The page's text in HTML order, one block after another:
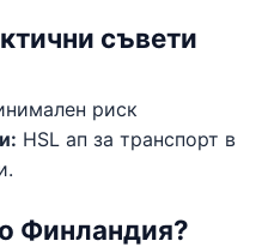
съвети
риск
HSL ап за транспорт в
Финландия?